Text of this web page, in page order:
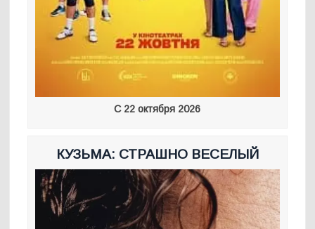
С 22 октября 2026
КУЗЬМА: СТРАШНО ВЕСЕЛЫЙ